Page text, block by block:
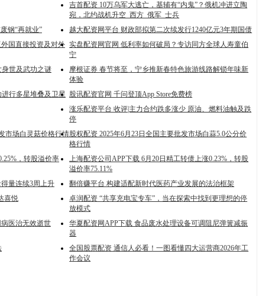
吉首配资 10万乌军大逃亡，基辅有“内鬼”？俄机冲进立陶
宛，北约战机升空_西方_俄军_士兵
钢“再就业”
越大配资网平台 财政部拟第二次续发行1240亿元3年期国债
国直接投资及对外 实盘配资网官网 低利率如何破局？专访同方全球人寿童伯
宁
世及武功之谜
摩根证券 春节将至，宁乡推新春特色旅游线路解锁年味新
体验
行多星堆叠及卫星 股讯配资官网 千问登顶App Store免费榜
涨乐配资平台 收评|主力合约跌多涨少 原油、燃料油触及跌
停
市场白灵菇价格行情股权配资 2025年6月23日全国主要批发市场白蒜5.0公分价
格行情
，转股溢价率
上海配资公司APP下载 6月20日精工转债上涨0.23%，转股
溢价率75.11%
量连续3周上升
翻倍赚平台 构建适配新时代医药产业发展的法治框架
喜悦
卓润配资 “共享充电宝专车”，当在探索中找到更理想的停
放模式
医治无效逝世
华夏配资网APP下载 食品废水处理设备可调阻尼弹簧减振
器
全国股票配资 通信人必看！一图看懂四大运营商2026年工
作会议